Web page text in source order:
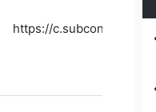
https://